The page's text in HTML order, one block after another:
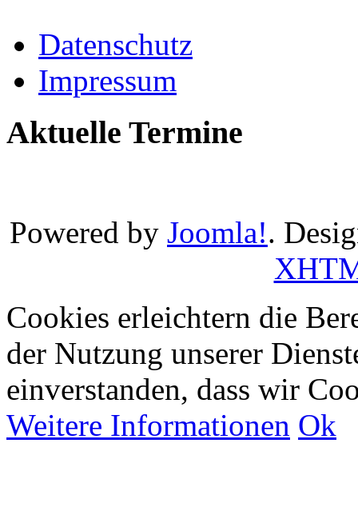
Datenschutz
Impressum
Aktuelle Termine
Powered by Joomla!.
Cookies erleichtern die
der Nutzung unserer
einverstanden, dass wir
Weitere Informationen Ok